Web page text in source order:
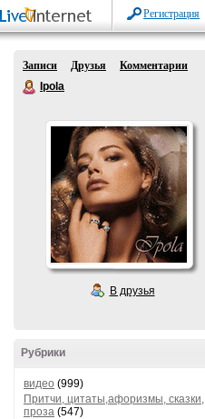
Регистрация
Записи Друзья
Комментарии
Ipola
В друзья
Рубрики
видео (999)
Притчи, цитаты,афоризмы, сказки,
проза (547)